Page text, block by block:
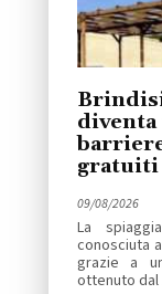
diventa
gratuiti
09/08/2026
La
conosciuta
grazie a
ottenuto dal